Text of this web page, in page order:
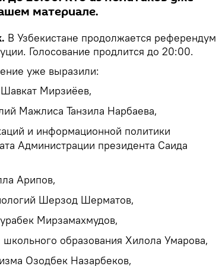
материале.
В Узбекистане продолжается референдум
Голосование продлится до 20:00.
уже выразили:
Мирзиёев,
Мажлиса Танзила Нарбаева,
и информационной политики
Администрации президента Саида
Арипов,
Шерзод Шерматов,
Мирзамахмудов,
образования Хилола Умарова,
Озодбек Назарбеков,